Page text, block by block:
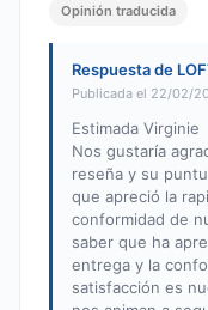
Opinión traducida
Respuesta de
Publicada el 22/02/
Estimada Virginie
Nos gustaría
reseña y su
que apreció la
conformidad de
saber que ha
entrega y la
satisfacción es